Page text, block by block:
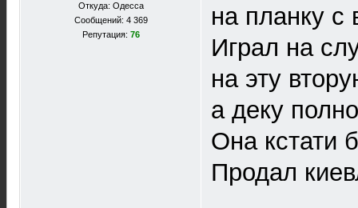
Откуда: Одесса
Сообщений: 4 369
Репутация: 76
на планку
Играл на
на эту
а деку
Она кстати
Продал